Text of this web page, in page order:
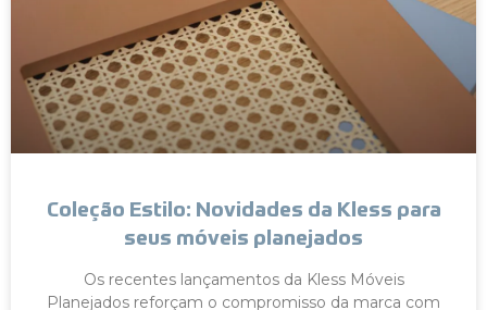
Coleção Estilo: Novidades da Kless para
seus móveis planejados
Os recentes lançamentos da Kless Móveis
Planejados reforçam o compromisso da marca com